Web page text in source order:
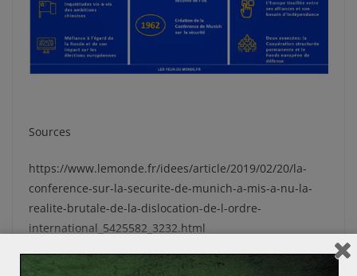
Sources
https://www.lemonde.fr/idees/article/2019/02/20/la-
conference-sur-la-securite-de-munich-a-mis-a-nu-la-
realite-brutale-de-la-dislocation-de-l-ordre-
international_5425582_3232.html
https://www.robert-schuman.eu/fr/questions-d-